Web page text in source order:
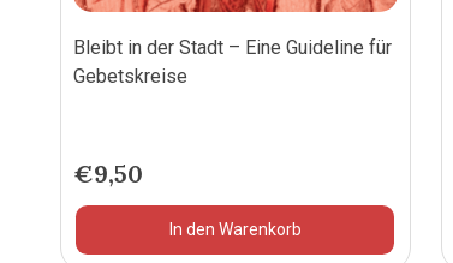
Bleibt in der Stadt – Eine Guideline für
Gebetskreise
€9,50
In den Warenkorb